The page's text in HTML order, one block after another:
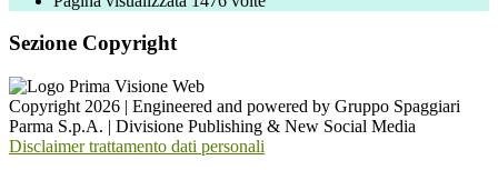
Sezione Copyright
Copyright 2026 | Engineered and powered by Gruppo Spaggiari
Parma S.p.A. | Divisione Publishing & New Social Media
Disclaimer trattamento dati personali